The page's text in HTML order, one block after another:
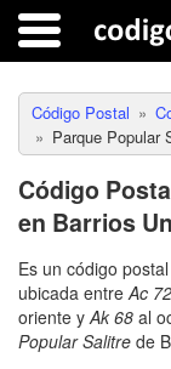
Código Postal
Parque Popular
Código
en Barrios
Es un código
ubicada entreAc 72
oriente yAk 68 al
Popular Salitre de